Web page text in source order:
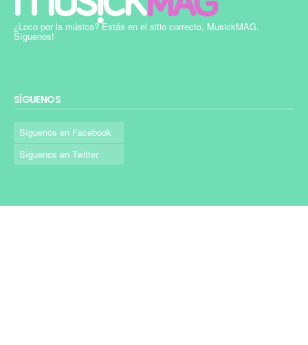
¿Loco por la música? Estás en el sitio correcto, MusickMAG.
Síguenos!
SÍGUENOS
Síguenos en Facebook
Síguenos en Twitter